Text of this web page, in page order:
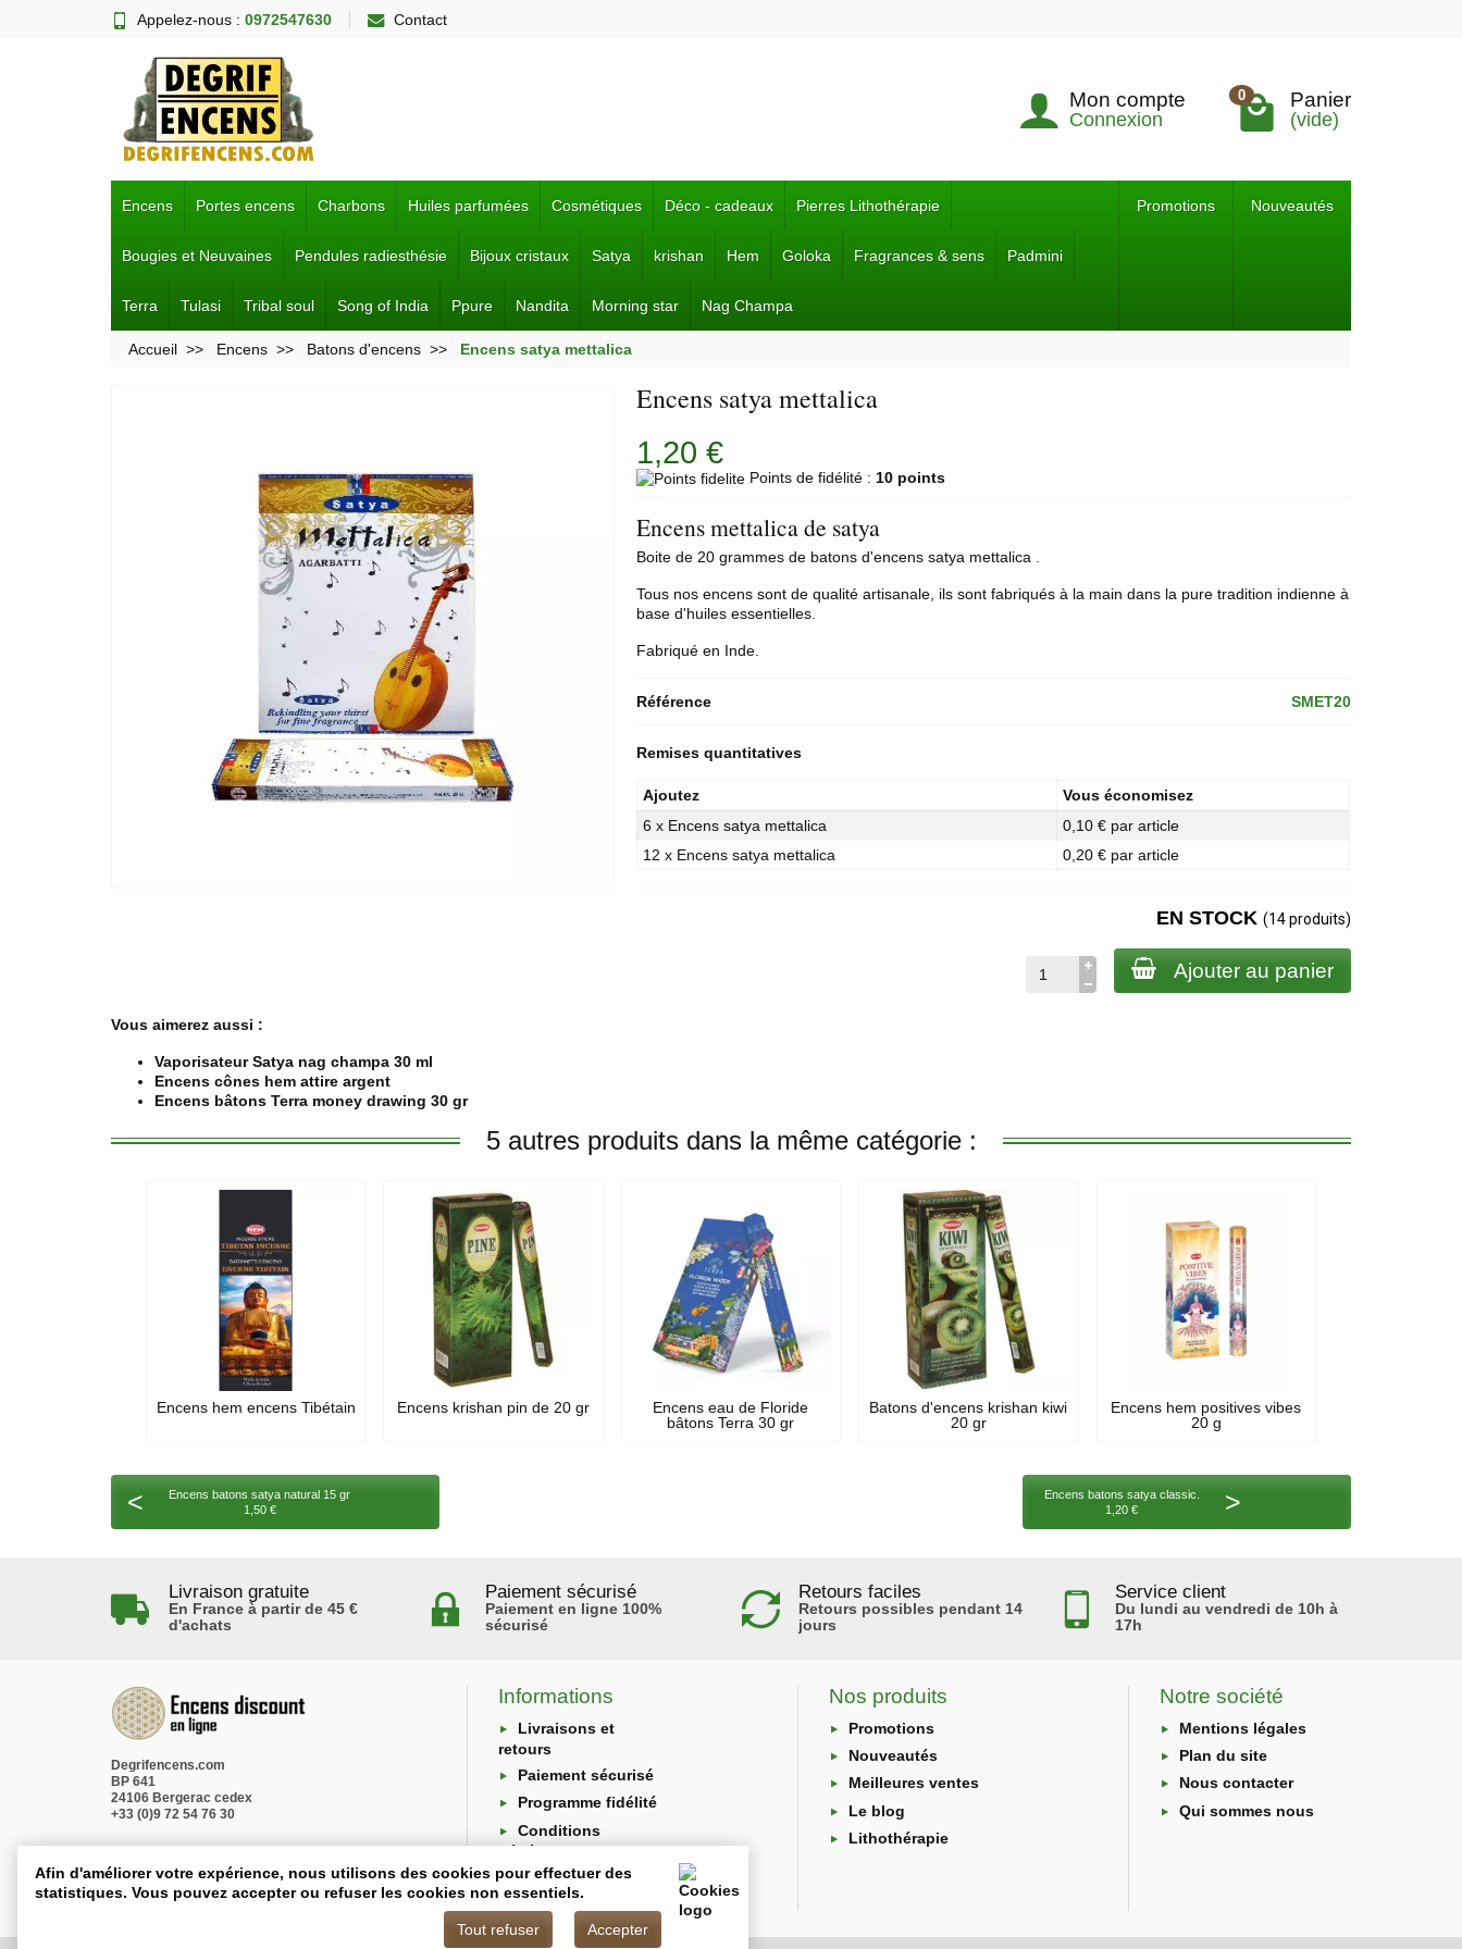
Appelez-nous : 0972547630 Contact
Mon compte
Connexion
0 Panier
(vide)
Encens Portes encens Charbons Huiles parfumées Cosmétiques Déco - cadeaux Pierres Lithothérapie
Bougies et Neuvaines Pendules radiesthésie Bijoux cristaux Satya krishan Hem Goloka Fragrances & sens Padmini
Terra Tulasi Tribal soul Song of India Ppure Nandita Morning star Nag Champa
Promotions Nouveautés
Accueil Encens Batons d'encens Encens satya mettalica
Encens satya mettalica
1,20 €
Points de fidélité : 10 points
Encens mettalica de satya
Boite de 20 grammes de batons d'encens satya mettalica .
Tous nos encens sont de qualité artisanale, ils sont fabriqués à la main dans la pure tradition indienne à
base d'huiles essentielles.
Fabriqué en Inde.
Référence SMET20
Remises quantitatives
Ajoutez
Vous économisez
6 x Encens satya mettalica
0,10 € par article
12 x Encens satya mettalica
0,20 € par article
EN STOCK (14 produits)
Ajouter au panier
Vous aimerez aussi :
Vaporisateur Satya nag champa 30 ml
Encens cônes hem attire argent
Encens bâtons Terra money drawing 30 gr
5 autres produits dans la même catégorie :
Encens hem encens Tibétain Encens krishan pin de 20 gr
Encens eau de Floride
bâtons Terra 30 gr
Batons d'encens krishan kiwi
20 gr
Encens hem positives vibes
20 g
<
Encens batons satya natural 15 gr
1,50 €
Encens batons satya classic.
1,20 €
>
Livraison gratuite
En France à partir de 45 €
d'achats
Paiement sécurisé
Paiement en ligne 100%
sécurisé
Retours faciles
Retours possibles pendant 14
jours
Service client
Du lundi au vendredi de 10h à
17h
Degrifencens.com
BP 641
24106 Bergerac cedex
+33 (0)9 72 54 76 30
Informations
Livraisons et
retours
Paiement sécurisé
Programme fidélité
Conditions
générales
Protection des
données
Nos produits
Promotions
Nouveautés
Meilleures ventes
Le blog
Lithothérapie
Notre société
Mentions légales
Plan du site
Nous contacter
Qui sommes nous
Afin d'améliorer votre expérience, nous utilisons des cookies pour effectuer des
statistiques. Vous pouvez accepter ou refuser les cookies non essentiels.
Tout refuser Accepter